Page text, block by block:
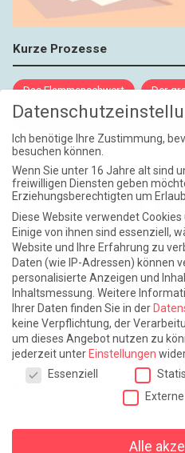
Kurze Prozesse
Das Flammenschwert Der
NIEMALS UND AUCH DANN NICHT
Weite Reisen
Atlantische Turbulenzen DIE
Die Zeit der Ringelblumen ist
Fast am Ziel Frühling in
Leben lernen / Ein Versuch
Triple-Edinburgher mit Ketchup
Winterreise (mit Sommern)
Alles sonst
Denkabfall Gereimtes und
Ich benötige Ihre Zustimmung,
besuchen können.
Wenn Sie unter 16 Jahre alt sind
freiwilligen Diensten geben
Erziehungsberechtigten um
Diese Website verwendet
Einige von ihnen sind essenziell,
Website und Ihre Erfahrung zu
Daten (wie IP-Adressen) können
personalisierte Anzeigen und
Inhaltsmessung. Weitere
Ihrer Daten finden Sie in der
keine Verpflichtung, der
um dieses Angebot nutzen zu
jederzeit unter Einstellungen
Datenschutzeinstellungen
Essenziell
Alle